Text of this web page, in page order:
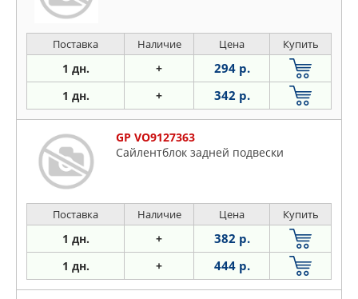
Поставка Наличие Цена Купить
1 дн. + 294 р.
1 дн. + 342 р.
GP VO9127363
Сайлентблок задней подвески
Поставка Наличие Цена Купить
1 дн. + 382 р.
1 дн. + 444 р.